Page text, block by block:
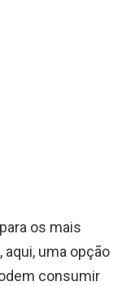
os mais
aqui, uma opção
consumir